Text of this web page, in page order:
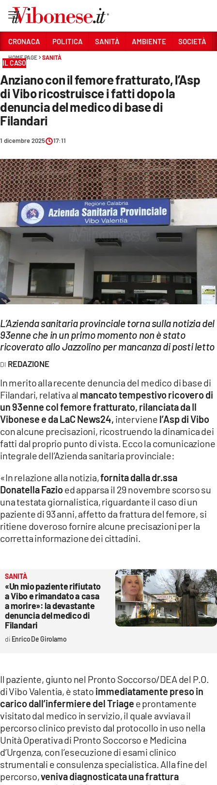
Sezioni
CRONACA
POLITICA
SANITÀ
AMBIENTE
SOCIETÀ
CULTURA
ECONOMIA E LAVORO
EVENTI
SPORT
Streaming
LAC TV
LAC ONAIR
LaC
Network
LACPLAY.IT
LACTV.IT
LACONAIR.IT
LACITYMAG.IT
COSENZACHANNEL.IT
ILVIBONESE.IT
CATANZAROCHANNEL.IT
App
ANDROID
APPLE
CRONACA POLITICA SANITÀ AMBIENTE SOCIETÀ
HOME PAGE SANITÀ
IL CASO
Anziano con il femore fratturato, l’Asp
di Vibo ricostruisce i fatti dopo la
denuncia del medico di base di
Filandari
1 dicembre 2025 17:11
L’Azienda sanitaria provinciale torna sulla notizia del
93enne che in un primo momento non è stato
ricoverato allo Jazzolino per mancanza di posti letto
REDAZIONE
In merito alla recente denuncia del medico di base di
Filandari, relativa al mancato tempestivo ricovero di
un 93enne col femore fratturato, rilanciata da Il
Vibonese e da LaC News24, interviene l’Asp di Vibo
con alcune precisazioni, ricostruendo la dinamica dei
fatti dal proprio punto di vista. Ecco la comunicazione
integrale dell’Azienda sanitaria provinciale:
«In relazione alla notizia,fornita dalla dr.ssa
Donatella Fazioed apparsa il 29 novembre scorso su
una testata giornalistica, riguardante il caso di un
paziente di 93 anni, affetto da frattura del femore, si
ritiene doveroso fornire alcune precisazioni per la
corretta informazione dei cittadini.
SANITÀ
«Un mio paziente rifiutato
a Vibo e rimandato a casa
a morire»: la devastante
denuncia del medico di
Filandari
Enrico De Girolamo
Il paziente, giunto nel Pronto Soccorso/DEA del P.O.
di Vibo Valentia, è stato immediatamente preso in
carico dall’infermiere del Triage e prontamente
visitato dal medico in servizio, il quale avviava il
percorso clinico previsto dal protocollo in uso nella
Unità Operativa di Pronto Soccorso e Medicina
d’Urgenza, con l’esecuzione di esami clinico
strumentali e consulenza specialistica. Alla fine del
percorso,veniva diagnosticata una frattura